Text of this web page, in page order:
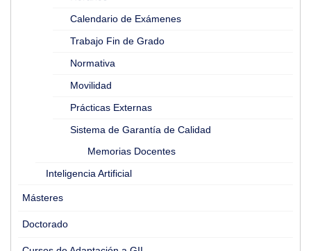
Calendario de Exámenes
Trabajo Fin de Grado
Normativa
Movilidad
Prácticas Externas
Sistema de Garantía de Calidad
Memorias Docentes
Inteligencia Artificial
Másteres
Doctorado